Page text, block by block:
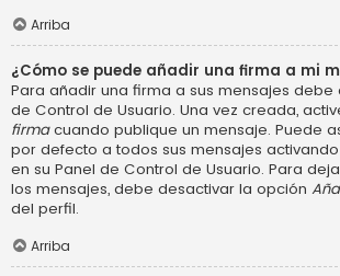
Arriba
¿Cómo se puede añadir una firma a mi
Para añadir una firma a sus mensajes debe
de Control de Usuario. Una vez creada,
firmacuando publique un mensaje. Puede
por defecto a todos sus mensajes
en su Panel de Control de Usuario. Para
los mensajes, debe desactivar la opción
del perfil.
Arriba